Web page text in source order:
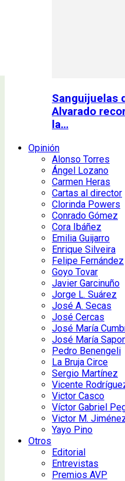
Sanguijuelas
Alvarado
la…
Opinión
Alonso Torres
Ángel Lozano
Carmen Heras
Cartas al director
Clorinda Powers
Conrado Gómez
Cora Ibáñez
Emilia Guijarro
Enrique Silveira
Felipe Fernández
Goyo Tovar
Javier Garcinuño
Jorge L. Suárez
José A. Secas
José Cercas
José María
José María
Pedro Benengeli
La Bruja Circe
Sergio Martínez
Vicente
Victor Casco
Víctor Gabriel
Victor M.
Yayo Pino
Otros
Editorial
Entrevistas
Premios AVP